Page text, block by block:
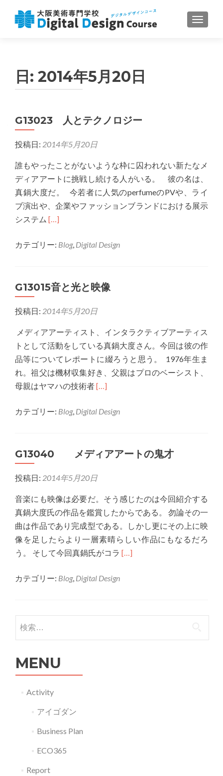
ナビゲ
日: 2014年5月20日
G13023 人とテクノロジー
投稿日: 2014年5月20日
誰もやったことがないような枠に囚われない新たなメ
ディアアートに挑戦し続ける人がいる。 彼の名は、
真鍋大度だ。 今若者に人気のperfumeのPVや、ライ
ブ演出や、企業やファッションブランドにおける展示
システム Read
about
と
ク
ロ
[…]
カテゴリー: Blog, Digital Design
G13015音と光と映像
投稿日: 2014年5月20日
メディアアーティスト、インタラクティブアーティス
トとして活動をしている真鍋大度さん。今回は彼の作
品等についてレポートに綴ろうと思う。 1976年生ま
れ。祖父は機材収集好き、父親はプロのベーシスト、
母親はヤマハの技術者Read
about
と
と
像
[…]
カテゴリー: Blog, Digital Design
G13040 メディアアートの鬼才
投稿日: 2014年5月20日
音楽にも映像は必要だ。そう感じたのは今回紹介する
真鍋大度氏の作品を鑑賞したからである。 勿論その一
曲は作品であり完成型である。しかし更にその上に映
像を足したらより一層素晴らしい作品にもなるだろ
う。 そして今回真鍋氏がコラ Read
[…]
カテゴリー: Blog, Digital Design
検索:
MENU
Activity
アイゴダン
Business Plan
ECO365
Report